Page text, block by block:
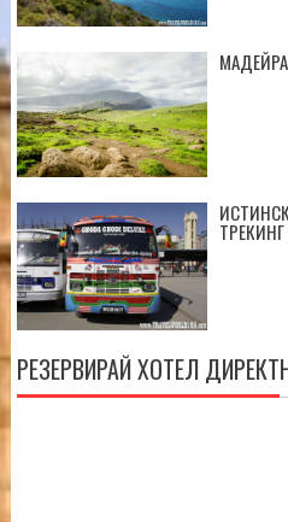
МАДЕЙРА
РЕЗЕРВИРАЙ ХОТЕЛ